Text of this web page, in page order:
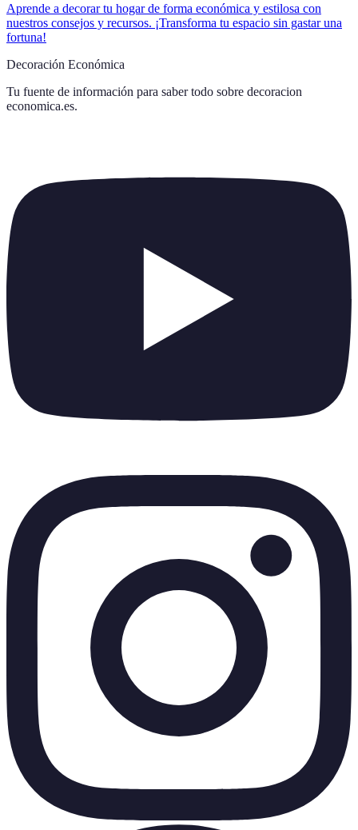
Aprende a decorar tu hogar de forma económica y estilosa con
nuestros consejos y recursos. ¡Transforma tu espacio sin gastar una
fortuna!
Decoración Económica
Tu fuente de información para saber todo sobre decoracion
economica.es.